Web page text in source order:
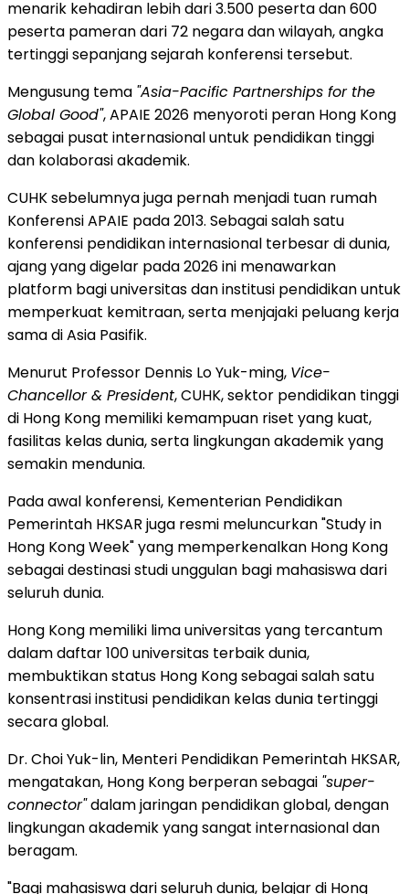
menarik kehadiran lebih dari 3.500 peserta dan 600
peserta pameran dari 72 negara dan wilayah, angka
tertinggi sepanjang sejarah konferensi tersebut.
Mengusung tema "Asia-Pacific Partnerships for the
Global Good", APAIE 2026 menyoroti peran Hong Kong
sebagai pusat internasional untuk pendidikan tinggi
dan kolaborasi akademik.
CUHK sebelumnya juga pernah menjadi tuan rumah
Konferensi APAIE pada 2013. Sebagai salah satu
konferensi pendidikan internasional terbesar di dunia,
ajang yang digelar pada 2026 ini menawarkan
platform bagi universitas dan institusi pendidikan untuk
memperkuat kemitraan, serta menjajaki peluang kerja
sama di Asia Pasifik.
Menurut Professor Dennis Lo Yuk-ming, Vice-
Chancellor & President, CUHK, sektor pendidikan tinggi
di Hong Kong memiliki kemampuan riset yang kuat,
fasilitas kelas dunia, serta lingkungan akademik yang
semakin mendunia.
Pada awal konferensi, Kementerian Pendidikan
Pemerintah HKSAR juga resmi meluncurkan "Study in
Hong Kong Week" yang memperkenalkan Hong Kong
sebagai destinasi studi unggulan bagi mahasiswa dari
seluruh dunia.
Hong Kong memiliki lima universitas yang tercantum
dalam daftar 100 universitas terbaik dunia,
membuktikan status Hong Kong sebagai salah satu
konsentrasi institusi pendidikan kelas dunia tertinggi
secara global.
Dr. Choi Yuk-lin, Menteri Pendidikan Pemerintah HKSAR,
mengatakan, Hong Kong berperan sebagai "super-
connector"dalam jaringan pendidikan global, dengan
lingkungan akademik yang sangat internasional dan
beragam.
"Bagi mahasiswa dari seluruh dunia, belajar di Hong